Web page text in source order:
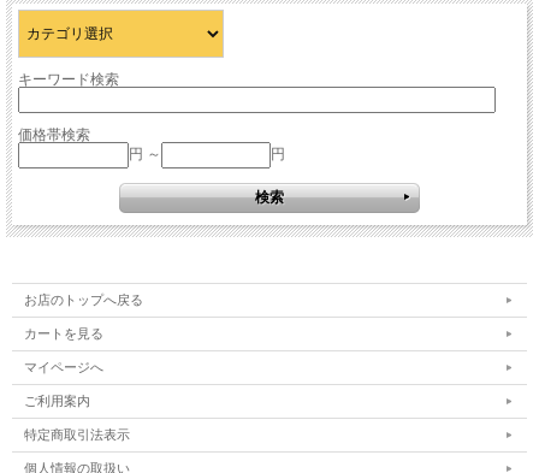
キーワード検索
価格帯検索
円 ～
円
お店のトップへ戻る
カートを見る
マイページへ
ご利用案内
特定商取引法表示
個人情報の取扱い